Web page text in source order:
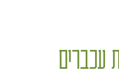
עכברים